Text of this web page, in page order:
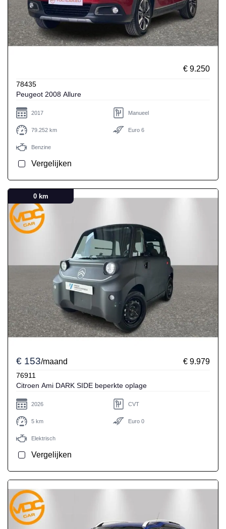
€ 9.250
78435
Peugeot 2008 Allure
2017 Manueel
79.252 km Euro 6
Benzine
Vergelijken
0 km
€ 153/maand € 9.979
76911
Citroen Ami DARK SIDE beperkte oplage
2026 CVT
5 km Euro 0
Elektrisch
Vergelijken